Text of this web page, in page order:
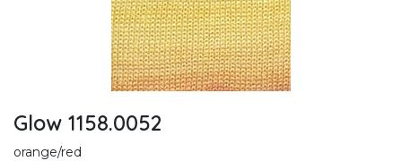
Glow 1158.0052
orange/red